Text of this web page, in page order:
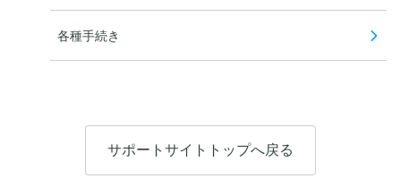
各種手続き
サポートサイトトップへ戻る